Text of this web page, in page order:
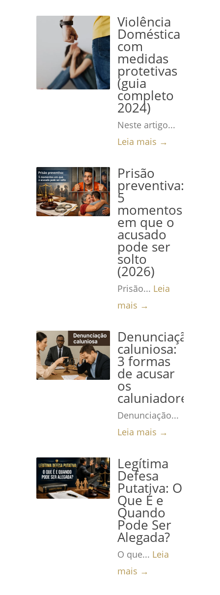
Violência
Doméstica
com
medidas
protetivas
(guia
completo
2024)
Neste artigo...
Leia mais →
Prisão
preventiva:
5
momentos
em que o
acusado
pode ser
solto
(2026)
Prisão... Leia
mais →
Denunciação
caluniosa:
3 formas
de acusar
os
caluniadores
Denunciação...
Leia mais →
Legítima
Defesa
Putativa: O
Que É e
Quando
Pode Ser
Alegada?
O que... Leia
mais →